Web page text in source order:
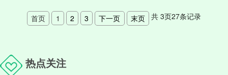
首页 1 2 3 下一页 末页 共 3页27条记录
热点关注